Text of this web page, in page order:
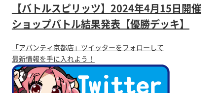
【バトルスピリッツ】2024年4月15日開催
ショップバトル結果発表【優勝デッキ】
「アバンティ京都店」ツイッターをフォローして
最新情報を手に入れよう！